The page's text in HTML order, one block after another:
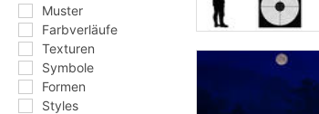
Muster
Farbverläufe
Texturen
Symbole
Formen
Styles